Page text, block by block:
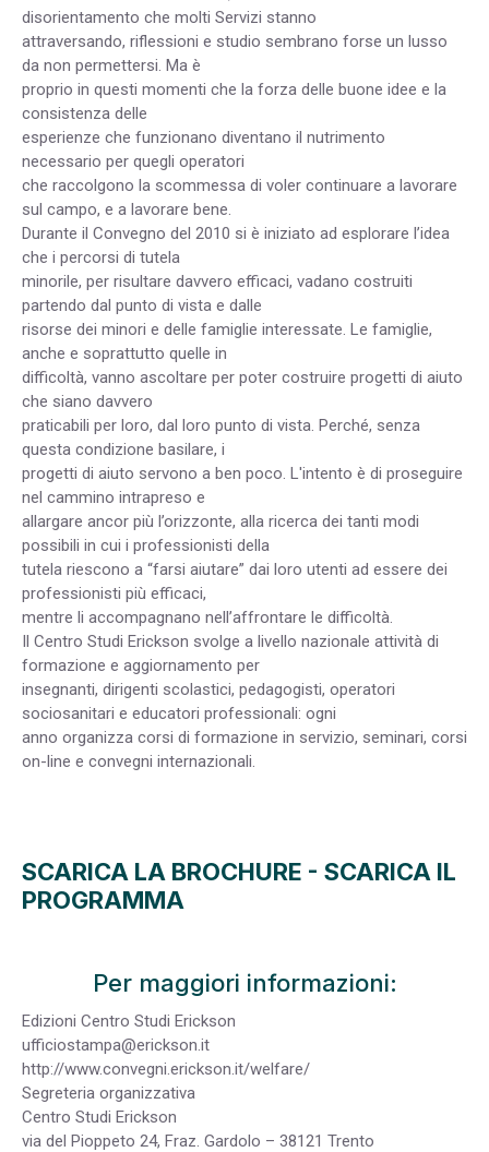
disorientamento che molti Servizi stanno
attraversando, riflessioni e studio sembrano forse un lusso
da non permettersi. Ma è
proprio in questi momenti che la forza delle buone idee e la
consistenza delle
esperienze che funzionano diventano il nutrimento
necessario per quegli operatori
che raccolgono la scommessa di voler continuare a lavorare
sul campo, e a lavorare bene.
Durante il Convegno del 2010 si è iniziato ad esplorare l’idea
che i percorsi di tutela
minorile, per risultare davvero efficaci, vadano costruiti
partendo dal punto di vista e dalle
risorse dei minori e delle famiglie interessate. Le famiglie,
anche e soprattutto quelle in
difficoltà, vanno ascoltare per poter costruire progetti di aiuto
che siano davvero
praticabili per loro, dal loro punto di vista. Perché, senza
questa condizione basilare, i
progetti di aiuto servono a ben poco. L'intento è di proseguire
nel cammino intrapreso e
allargare ancor più l’orizzonte, alla ricerca dei tanti modi
possibili in cui i professionisti della
tutela riescono a “farsi aiutare” dai loro utenti ad essere dei
professionisti più efficaci,
mentre li accompagnano nell’affrontare le difficoltà.
Il Centro Studi Erickson svolge a livello nazionale attività di
formazione e aggiornamento per
insegnanti, dirigenti scolastici, pedagogisti, operatori
sociosanitari e educatori professionali: ogni
anno organizza corsi di formazione in servizio, seminari, corsi
on-line e convegni internazionali.
SCARICA LA BROCHURE - SCARICA IL
PROGRAMMA
Per maggiori informazioni:
Edizioni Centro Studi Erickson
ufficiostampa@erickson.it
http://www.convegni.erickson.it/welfare/
Segreteria organizzativa
Centro Studi Erickson
via del Pioppeto 24, Fraz. Gardolo – 38121 Trento